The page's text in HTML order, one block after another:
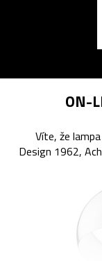
ON-
Víte, že
Design 1962,